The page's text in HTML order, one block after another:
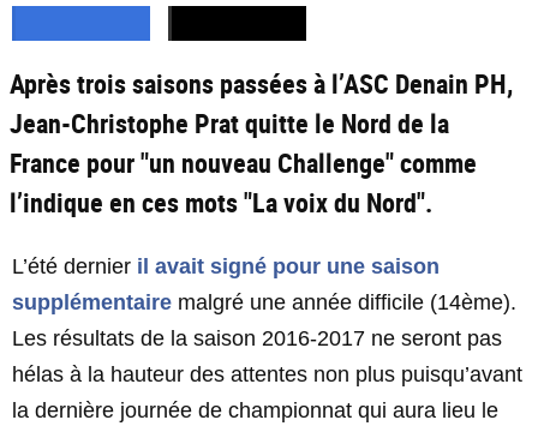
Après trois saisons passées à l’ASC Denain PH,
Jean-Christophe Prat quitte le Nord de la
France pour "un nouveau Challenge" comme
l’indique en ces mots "La voix du Nord".
L’été dernier il avait signé pour une saison
supplémentaire malgré une année difficile (14ème).
Les résultats de la saison 2016-2017 ne seront pas
hélas à la hauteur des attentes non plus puisqu’avant
la dernière journée de championnat qui aura lieu le